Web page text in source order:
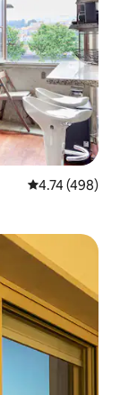
5 पैकी 4.74
4.74 (498)